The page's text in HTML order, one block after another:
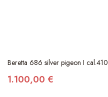
Beretta 686 silver pigeon I cal.410
1.100,00 €